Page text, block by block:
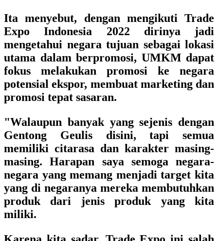
Ita menyebut, dengan mengikuti Trade
Expo Indonesia 2022 dirinya jadi
mengetahui negara tujuan sebagai lokasi
utama dalam berpromosi, UMKM dapat
fokus melakukan promosi ke negara
potensial ekspor, membuat marketing dan
promosi tepat sasaran.
"Walaupun banyak yang sejenis dengan
Gentong Geulis disini, tapi semua
memiliki citarasa dan karakter masing-
masing. Harapan saya semoga negara-
negara yang memang menjadi target kita
yang di negaranya mereka membutuhkan
produk dari jenis produk yang kita
miliki.